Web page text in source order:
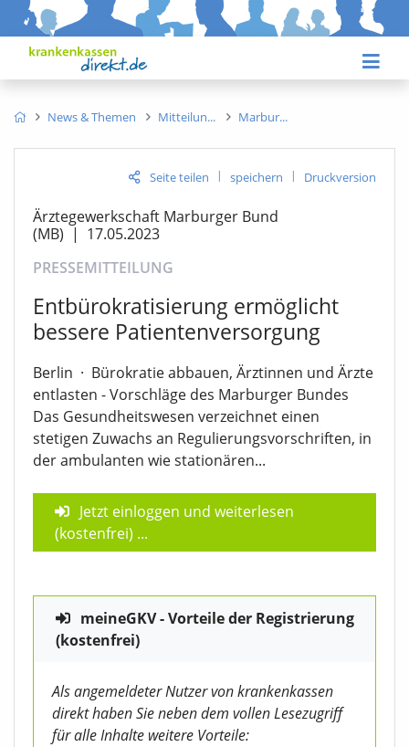
News & Themen Mitteilun Marbur
Seite teilen | speichern | Druckversion
Ärztegewerkschaft Marburger Bund
(MB) | 17.05.2023
PRESSEMITTEILUNG
Entbürokratisierung ermöglicht
bessere Patientenversorgung
Berlin · Bürokratie abbauen, Ärztinnen und Ärzte
entlasten - Vorschläge des Marburger Bundes
Das Gesundheitswesen verzeichnet einen
stetigen Zuwachs an Regulierungsvorschriften, in
der ambulanten wie stationären...
Jetzt einloggen und weiterlesen
(kostenfrei) ...
meineGKV - Vorteile der Registrierung
(kostenfrei)
Als angemeldeter Nutzer von krankenkassen
direkt haben Sie neben dem vollen Lesezugriff
für alle Inhalte weitere Vorteile: